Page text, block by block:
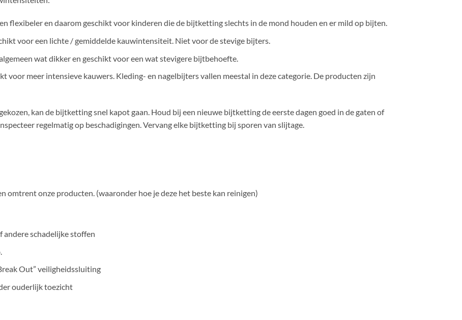
flexibeler en daarom geschikt voor kinderen die de bijtketting slechts in de mond houden en er mild op bijten.
voor een lichte / gemiddelde kauwintensiteit. Niet voor de stevige bijters.
wat dikker en geschikt voor een wat stevigere bijtbehoefte.
voor meer intensieve kauwers. Kleding- en nagelbijters vallen meestal in deze categorie. De producten zijn
kan de bijtketting snel kapot gaan. Houd bij een nieuwe bijtketting de eerste dagen goed in de gaten of
regelmatig op beschadigingen. Vervang elke bijtketting bij sporen van slijtage.
omtrent onze producten. (waaronder hoe je deze het beste kan reinigen)
andere schadelijke stoffen
Out” veiligheidssluiting
ouderlijk toezicht